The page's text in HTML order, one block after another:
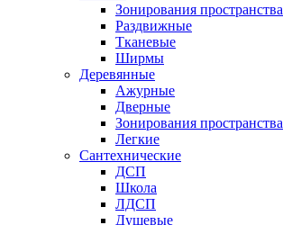
Зонирования пространства
Раздвижные
Тканевые
Ширмы
Деревянные
Ажурные
Дверные
Зонирования пространства
Легкие
Сантехнические
ДСП
Школа
ЛДСП
Душевые